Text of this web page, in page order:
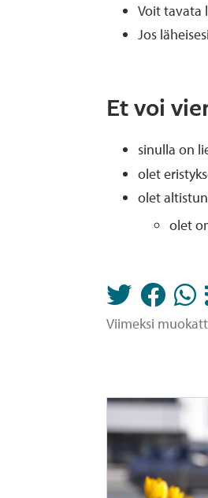
Voit tavata
Jos
Et voi
sinulla on
olet
olet
olet
Viimeksi